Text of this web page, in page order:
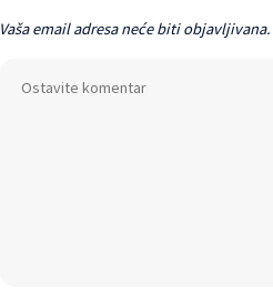
Vaša email adresa neće biti objavljivana.